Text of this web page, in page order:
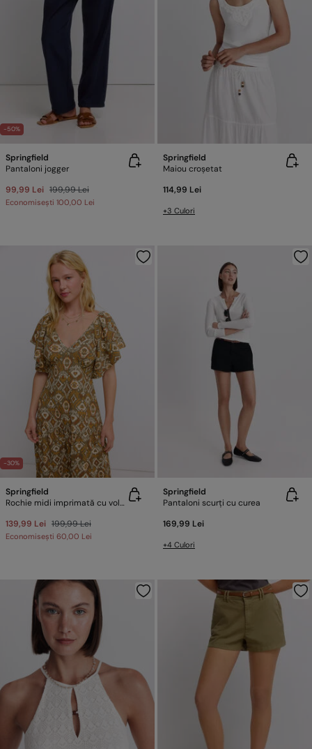
-50%
Springfield
Pantaloni jogger
99,99 Lei 199,99 Lei
Economisești 100,00 Lei
Springfield
Maiou croșetat
114,99 Lei
+3 Culori
-30%
Springfield
Rochie midi imprimată cu volane
139,99 Lei 199,99 Lei
Economisești 60,00 Lei
Springfield
Pantaloni scurți cu curea
169,99 Lei
+4 Culori